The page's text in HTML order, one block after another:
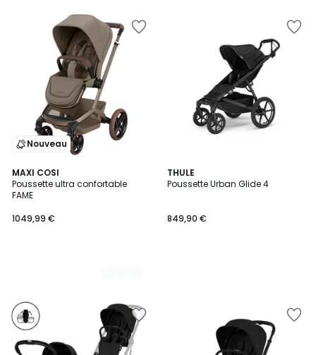
Nouveau
MAXI COSI
Poussette ultra confortable
FAME
1049,99 €
4
Couleurs
THULE
Poussette Urban Glide 4
849,90 €